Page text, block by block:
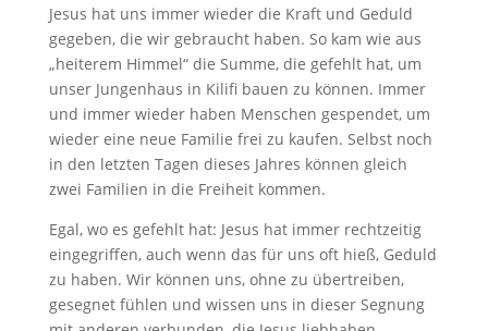
Jesus hat uns immer wieder die Kraft und Geduld
gegeben, die wir gebraucht haben. So kam wie aus
„heiterem Himmel“ die Summe, die gefehlt hat, um
unser Jungenhaus in Kilifi bauen zu können. Immer
und immer wieder haben Menschen gespendet, um
wieder eine neue Familie frei zu kaufen. Selbst noch
in den letzten Tagen dieses Jahres können gleich
zwei Familien in die Freiheit kommen.
Egal, wo es gefehlt hat: Jesus hat immer rechtzeitig
eingegriffen, auch wenn das für uns oft hieß, Geduld
zu haben. Wir können uns, ohne zu übertreiben,
gesegnet fühlen und wissen uns in dieser Segnung